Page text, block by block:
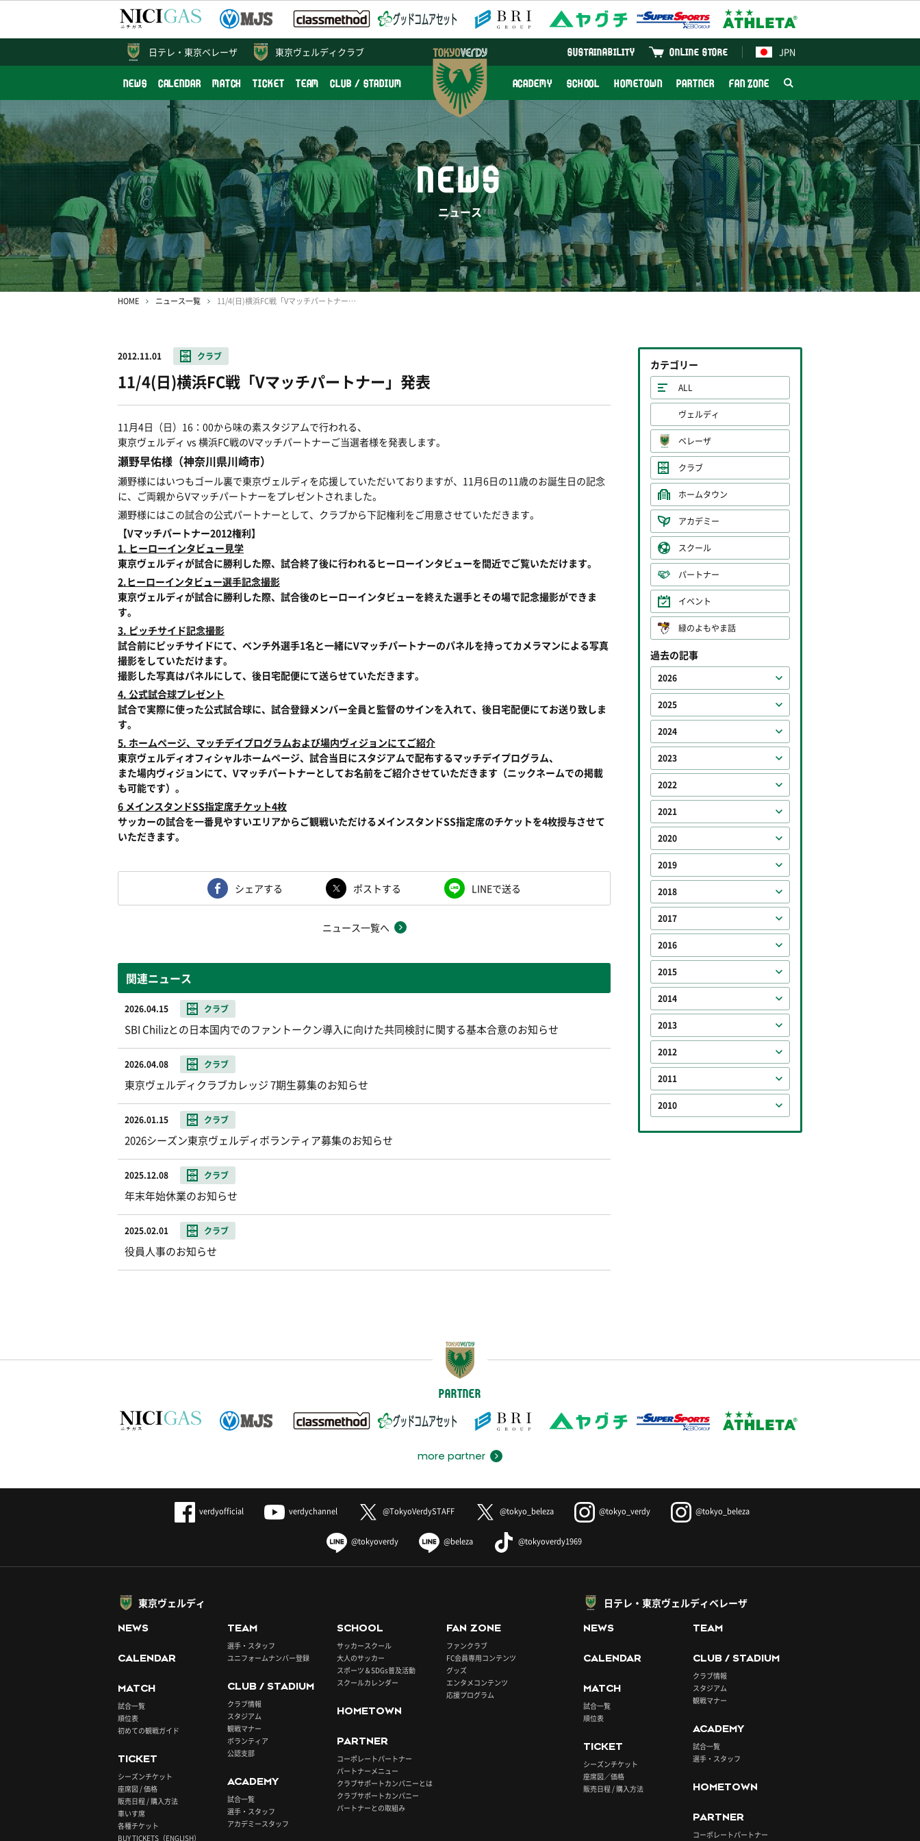
東京ヴェルディクラブ JPN
ONLINE STORE
SUSTAINABILITY
NEWS CALENDAR MATCH TICKET TEAM CLUB / STADIUM ACADEMY SCHOOL HOMETOWN PARTNER FAN ZONE
日テレ・ 東京ベレーザ
NEWS
ニュース
HOME ニュース一覧 11/4(日)横浜FC戦「Vマッチパートナー」発表
2012.11.01 クラブ
11/4(日)横浜FC戦「Vマッチパートナー」発表
11月4日（日）16：00から味の素スタジアムで行われる、
東京ヴェルディ vs 横浜FC戦のVマッチパートナーご当選者様を発表します。
瀬野早佑様（神奈川県川崎市）
瀬野様にはいつもゴール裏で東京ヴェルディを応援していただいておりますが、11月6日の11歳のお誕生日の記念
に、ご両親からVマッチパートナーをプレゼントされました。
瀬野様にはこの試合の公式パートナーとして、クラブから下記権利をご用意させていただきます。
【Vマッチパートナー2012権利】
1. ヒーローインタビュー見学
東京ヴェルディが試合に勝利した際、試合終了後に行われるヒーローインタビューを間近でご覧いただけます。
2.ヒーローインタビュー選手記念撮影
東京ヴェルディが試合に勝利した際、試合後のヒーローインタビューを終えた選手とその場で記念撮影ができま
す。
3. ピッチサイド記念撮影
試合前にピッチサイドにて、ベンチ外選手1名と一緒にVマッチパートナーのパネルを持ってカメラマンによる写真
撮影をしていただけます。
撮影した写真はパネルにして、後日宅配便にて送らせていただきます。
4. 公式試合球プレゼント
試合で実際に使った公式試合球に、試合登録メンバー全員と監督のサインを入れて、後日宅配便にてお送り致しま
す。
5. ホームページ、マッチデイプログラムおよび場内ヴィジョンにてご紹介
東京ヴェルディオフィシャルホームページ、試合当日にスタジアムで配布するマッチデイプログラム、
また場内ヴィジョンにて、Vマッチパートナーとしてお名前をご紹介させていただきます（ニックネームでの掲載
も可能です）。
6 メインスタンドSS指定席チケット4枚
サッカーの試合を一番見やすいエリアからご観戦いただけるメインスタンドSS指定席のチケットを4枚授与させて
いただきます。
シェアする ポストする LINEで送る
ニュース一覧へ
関連ニュース
2026.04.15 クラブ
SBI Chilizとの日本国内でのファントークン導入に向けた共同検討に関する基本合意のお知らせ
2026.04.08 クラブ
東京ヴェルディクラブカレッジ 7期生募集のお知らせ
2026.01.15 クラブ
2026シーズン東京ヴェルディボランティア募集のお知らせ
2025.12.08 クラブ
年末年始休業のお知らせ
2025.02.01 クラブ
役員人事のお知らせ
カテゴリー
ALL
ヴェルディ
ベレーザ
クラブ
ホームタウン
アカデミー
スクール
パートナー
イベント
緑のよもやま話
過去の記事
2026
2025
2024
2023
2022
2021
2020
2019
2018
2017
2016
2015
2014
2013
2012
2011
2010
PARTNER
more partner
verdyofficial verdychannel @TokyoVerdySTAFF @tokyo_beleza @tokyo_verdy @tokyo_beleza
@tokyoverdy @beleza @tokyoverdy1969
東京ヴェルディ
NEWS
CALENDAR
MATCH
試合一覧
順位表
初めての観戦ガイド
TICKET
シーズンチケット
座席図 / 価格
販売日程 / 購入方法
車いす席
各種チケット
BUY TICKETS（ENGLISH）
TEAM
選手・スタッフ
ユニフォームナンバー登録
CLUB / STADIUM
クラブ情報
スタジアム
観戦マナー
ボランティア
公認支部
ACADEMY
試合一覧
選手・スタッフ
アカデミースタッフ
SCHOOL
サッカースクール
大人のサッカー
スポーツ＆SDGs普及活動
スクールカレンダー
HOMETOWN
PARTNER
コーポレートパートナー
パートナーメニュー
クラブサポートカンパニーとは
クラブサポートカンパニー
パートナーとの取組み
FAN ZONE
ファンクラブ
FC会員専用コンテンツ
グッズ
エンタメコンテンツ
応援プログラム
日テレ・東京ヴェルディベレーザ
NEWS
CALENDAR
MATCH
試合一覧
順位表
TICKET
シーズンチケット
座席図／価格
販売日程 / 購入方法
TEAM
CLUB / STADIUM
クラブ情報
スタジアム
観戦マナー
ACADEMY
試合一覧
選手・スタッフ
HOMETOWN
PARTNER
コーポレートパートナー